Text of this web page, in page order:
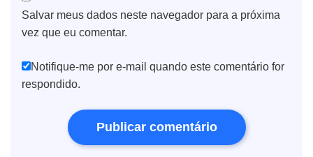
Salvar meus dados neste navegador para a próxima
vez que eu comentar.
Notifique-me por e-mail quando este comentário for
respondido.